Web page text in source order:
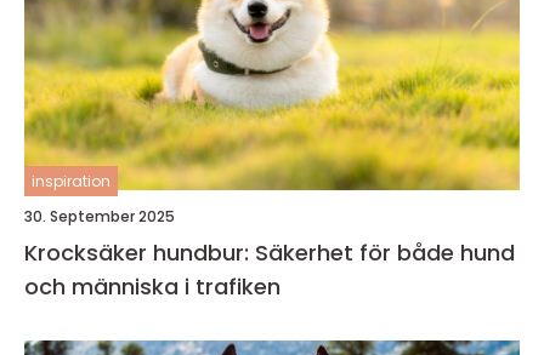
inspiration
30. September 2025
Krocksäker hundbur: Säkerhet för både hund
och människa i trafiken